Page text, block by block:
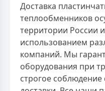
Доставка
теплообменников
территории России
использованием
компаний. Мы
оборудования при
строгое соблюдение